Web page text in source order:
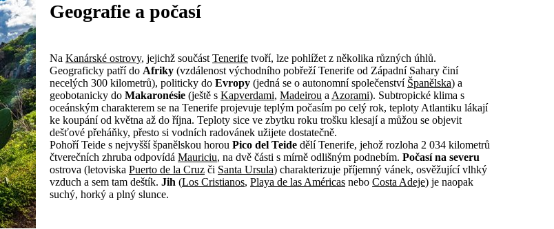
Geografie a počasí
Na Kanárské ostrovy, jejichž součást Tenerife tvoří, lze pohlížet z několika různých úhlů.
Geograficky patří do Afriky (vzdálenost východního pobřeží Tenerife od Západní Sahary činí
necelých 300 kilometrů), politicky do Evropy (jedná se o autonomní společenství Španělska) a
geobotanicky do Makaronésie (ještě s Kapverdami, Madeirou a Azorami). Subtropické klima s
oceánským charakterem se na Tenerife projevuje teplým počasím po celý rok, teploty Atlantiku lákají
ke koupání od května až do října. Teploty sice ve zbytku roku trošku klesají a můžou se objevit
dešťové přeháňky, přesto si vodních radovánek užijete dostatečně.
Pohoří Teide s nejvyšší španělskou horou Pico del Teide dělí Tenerife, jehož rozloha 2 034 kilometrů
čtverečních zhruba odpovídá Mauriciu, na dvě části s mírně odlišným podnebím. Počasí na severu
ostrova (letoviska Puerto de la Cruz či Santa Ursula) charakterizuje příjemný vánek, osvěžující vlhký
vzduch a sem tam deštík. Jih (Los Cristianos, Playa de las Américas nebo Costa Adeje) je naopak
suchý, horký a plný slunce.